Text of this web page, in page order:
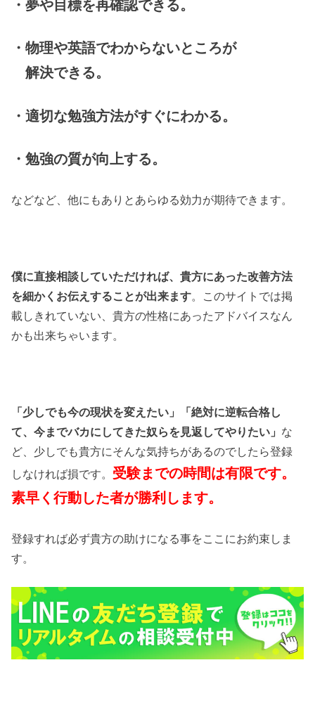
・夢や目標を再確認できる。
・物理や英語でわからないところが
解決できる。
・適切な勉強方法がすぐにわかる。
・勉強の質が向上する。
などなど、他にもありとあらゆる効力が期待できます。
僕に直接相談していただければ、貴方にあった改善方法
を細かくお伝えすることが出来ます。このサイトでは掲
載しきれていない、貴方の性格にあったアドバイスなん
かも出来ちゃいます。
「少しでも今の現状を変えたい」「絶対に逆転合格し
て、今までバカにしてきた奴らを見返してやりたい」 な
ど、少しでも貴方にそんな気持ちがあるのでしたら登録
しなければ損です。 受験までの時間は有限です。
素早く行動した者が勝利します。
登録すれば必ず貴方の助けになる事をここにお約束しま
す。